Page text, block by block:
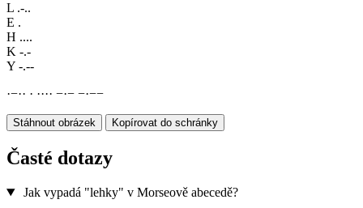
L .-..
E .
H ....
K -.-
Y -.--
·−·· · ···· −·− −·−−
Stáhnout obrázek Kopírovat do schránky
Časté dotazy
Jak vypadá "lehky" v Morseově abecedě?